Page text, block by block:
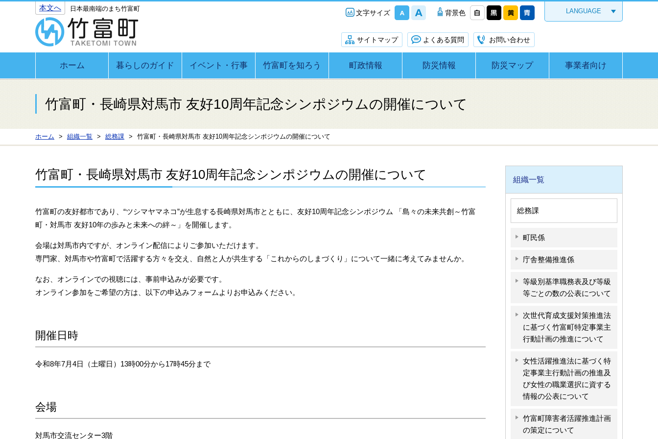
本文へ 日本最南端のまち竹富町
文字サイズ 背景色 LANGUAGE
サイトマップ よくある質問 お問い合わせ
ホーム 暮らしのガイド イベント・行事 竹富町を知ろう 町政情報 防災情報 防災マップ 事業者向け
竹富町・長崎県対馬市 友好10周年記念シンポジウムの開催について
ホーム 組織一覧 総務課 竹富町・長崎県対馬市 友好10周年記念シンポジウムの開催について
竹富町・長崎県対馬市 友好10周年記念シンポジウムの開催について
竹富町の友好都市であり、“ツシマヤマネコ”が生息する長崎県対馬市とともに、友好10周年記念シンポジウム 「島々の未来共創～竹富
町・対馬市 友好10年の歩みと未来への絆～」を開催します。
会場は対馬市内ですが、オンライン配信によりご参加いただけます。
専門家、対馬市や竹富町で活躍する方々を交え、自然と人が共生する「これからのしまづくり」について一緒に考えてみませんか。
なお、オンラインでの視聴には、事前申込みが必要です。
オンライン参加をご希望の方は、以下の申込みフォームよりお申込みください。
開催日時
令和8年7月4日（土曜日）13時00分から17時45分まで
会場
対馬市交流センター3階
組織一覧
総務課
町民係
庁舎整備推進係
等級別基準職務表及び等級
等ごとの数の公表について
次世代育成支援対策推進法
に基づく竹富町特定事業主
行動計画の推進について
女性活躍推進法に基づく特
定事業主行動計画の推進及
び女性の職業選択に資する
情報の公表について
竹富町障害者活躍推進計画
の策定について